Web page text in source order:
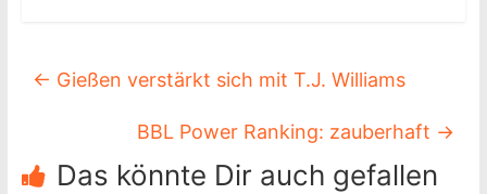
← Gießen verstärkt sich mit T.J. Williams
BBL Power Ranking: zauberhaft →
Das könnte Dir auch gefallen